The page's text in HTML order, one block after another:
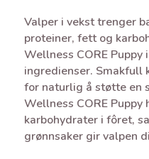
Valper i vekst trenger
proteiner, fett og
Wellness CORE
ingredienser. Smakfull
for naturlig å støtte en
Wellness CORE
karbohydrater i fôret,
grønnsaker gir valpen